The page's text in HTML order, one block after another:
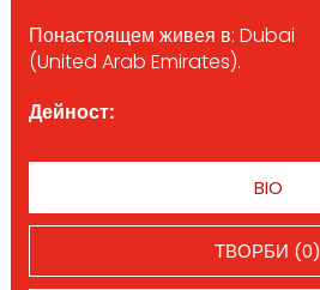
Понастоящем живея в: Dubai
(United Arab Emirates).
Дейност:
BIO
ТВОРБИ (0)